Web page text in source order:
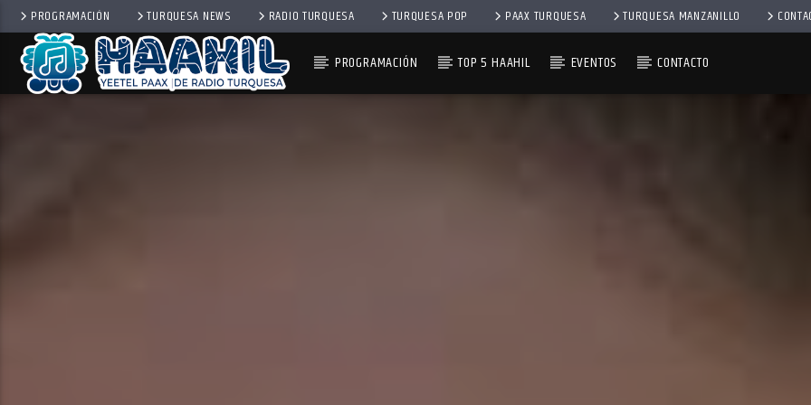
PROGRAMACIÓN TURQUESA NEWS RADIO TURQUESA TURQUESA POP PAAX TURQUESA TURQUESA MANZANILLO
PROGRAMACIÓN TOP 5 HAAHIL EVENTOS CONTACTO